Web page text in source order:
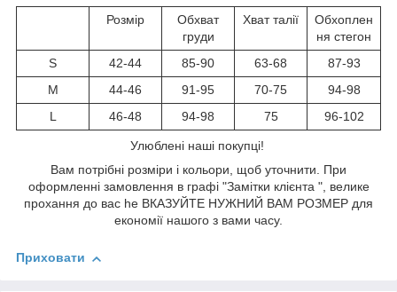
Розмір
Обхват
груди
Хват талії
Обхоплен
ня стегон
S
42-44 85-90 63-68
87-93
M
44-46 91-95 70-75
94-98
L
46-48 94-98 75 96-102
Улюблені наші покупці!
Вам потрібні розміри і кольори, щоб уточнити. При
оформленні замовлення в графі "Замітки клієнта ", велике
прохання до вас he ВКАЗУЙТЕ НУЖНИЙ ВАМ РОЗМЕР для
економії нашого з вами часу.
Приховати